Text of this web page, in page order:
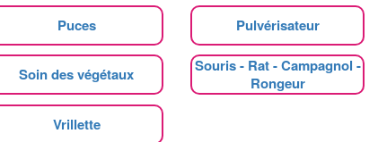
Puces Pulvérisateur
Soin des végétaux
Souris - Rat - Campagnol -
Rongeur
Vrillette